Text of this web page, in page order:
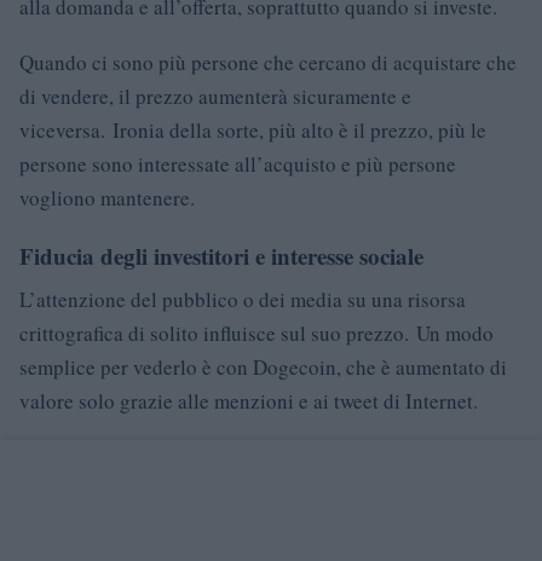
alla domanda e all’offerta, soprattutto quando si investe.
Quando ci sono più persone che cercano di acquistare che
di vendere, il prezzo aumenterà sicuramente e
viceversa. Ironia della sorte, più alto è il prezzo, più le
persone sono interessate all’acquisto e più persone
vogliono mantenere.
Fiducia degli investitori e interesse sociale
L’attenzione del pubblico o dei media su una risorsa
crittografica di solito influisce sul suo prezzo. Un modo
semplice per vederlo è con Dogecoin, che è aumentato di
valore solo grazie alle menzioni e ai tweet di Internet.